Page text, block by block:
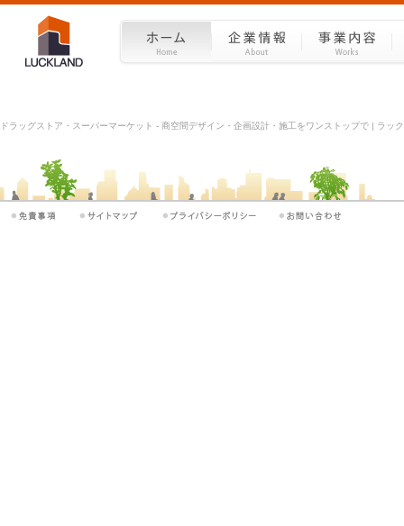
ドラッグストア・スーパーマーケット - 商空間デザイン・企画設計・施工をワンストップで | ラッ